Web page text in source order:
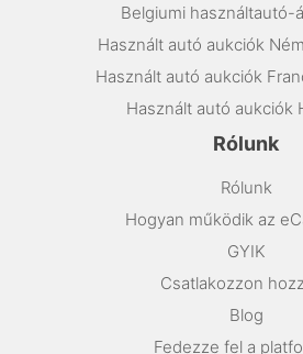
Belgiumi használtautó-
Használt autó aukciók
Használt autó aukciók
Használt autó aukciók
Rólunk
Rólunk
Hogyan működik az
GYIK
Csatlakozzon
Blog
Fedezze fel a